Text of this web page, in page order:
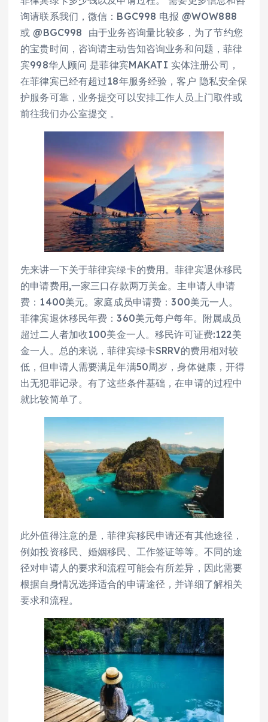
询请联系我们，微信：BGC998 电报 @WOW888
或 @BGC998 由于业务咨询量比较多，为了节约您
的宝贵时间，咨询请主动告知咨询业务和问题，菲律
宾998华人顾问 是菲律宾MAKATI 实体注册公司，
在菲律宾已经有超过18年服务经验，客户 隐私安全保
护服务可靠，业务提交可以安排工作人员上门取件或
前往我们办公室提交 。
先来讲一下关于菲律宾绿卡的费用。菲律宾退休移民
的申请费用,一家三口存款两万美金。主申请人申请
费：1400美元。家庭成员申请费：300美元一人。
菲律宾退休移民年费：360美元每户每年。附属成员
超过二人者加收100美金一人。移民许可证费:122美
金一人。总的来说，菲律宾绿卡SRRV的费用相对较
低，但申请人需要满足年满50周岁，身体健康，开得
出无犯罪记录。有了这些条件基础，在申请的过程中
就比较简单了。
此外值得注意的是，菲律宾移民申请还有其他途径，
例如投资移民、婚姻移民、工作签证等等。不同的途
径对申请人的要求和流程可能会有所差异，因此需要
根据自身情况选择适合的申请途径，并详细了解相关
要求和流程。